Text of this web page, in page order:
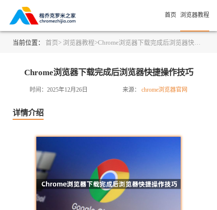
首页 浏览器教程
当前位置： 首页> 浏览器教程>Chrome浏览器下载完成后浏览器快捷操作技巧
Chrome浏览器下载完成后浏览器快捷操作技巧
时间：2025年12月26日 来源： chrome浏览器官网
详情介绍